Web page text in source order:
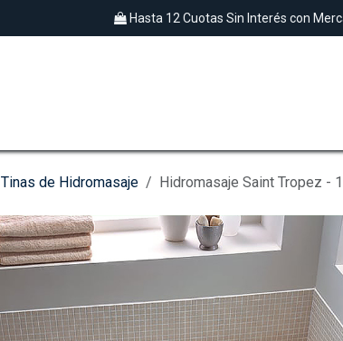
Hasta 12 Cuotas Sin Interés con
Tinas de Hidromasaje Hidromasaje Saint Tropez -